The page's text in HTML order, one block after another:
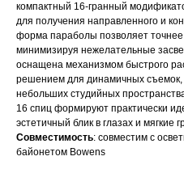
компактный 16-гранный
для получения направленного и
форма параболы позволяет точнее
минимизируя нежелательные
оснащена механизмом быстрого
решением для динамичных
небольших студийных
16 спиц формируют практически
эстетичный блик в глазах и мягкие
Совместимость: совместим с
байонетом Bowens